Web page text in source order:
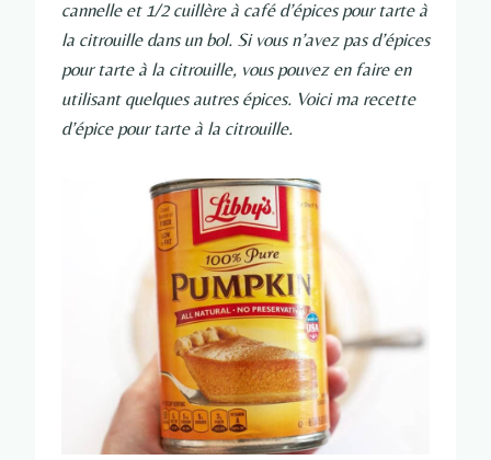
cannelle et 1/2 cuillère à café d’épices pour tarte à
la citrouille dans un bol. Si vous n’avez pas d’épices
pour tarte à la citrouille, vous pouvez en faire en
utilisant quelques autres épices. Voici ma recette
d’épice pour tarte à la citrouille.